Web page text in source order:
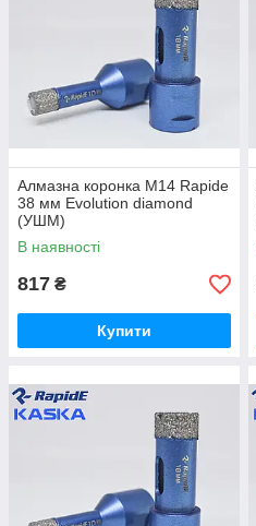
Алмазна коронка М14 Rapide
38 мм Evolution diamond
(УШМ)
В наявності
817 ₴
Купити